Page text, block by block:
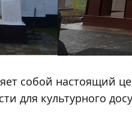
собой настоящий
для культурного